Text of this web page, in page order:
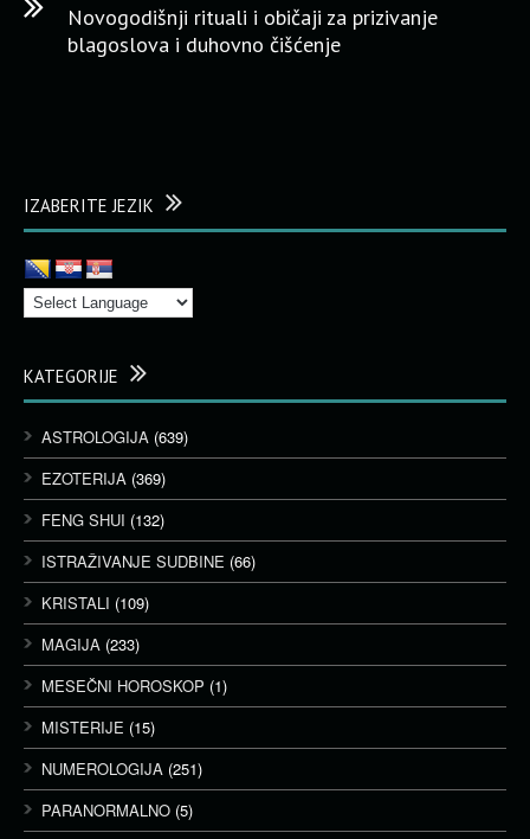
Novogodišnji rituali i običaji za prizivanje
blagoslova i duhovno čišćenje
IZABERITE JEZIK
KATEGORIJE
ASTROLOGIJA (639)
EZOTERIJA (369)
FENG SHUI (132)
ISTRAŽIVANJE SUDBINE (66)
KRISTALI (109)
MAGIJA (233)
MESEČNI HOROSKOP (1)
MISTERIJE (15)
NUMEROLOGIJA (251)
PARANORMALNO (5)